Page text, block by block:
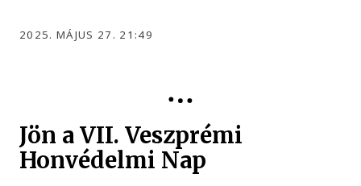
2025. MÁJUS 27. 21:49
Jön a VII. Veszprémi
Honvédelmi Nap